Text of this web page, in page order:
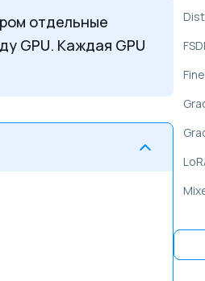
отдельные
GPU. Каждая GPU